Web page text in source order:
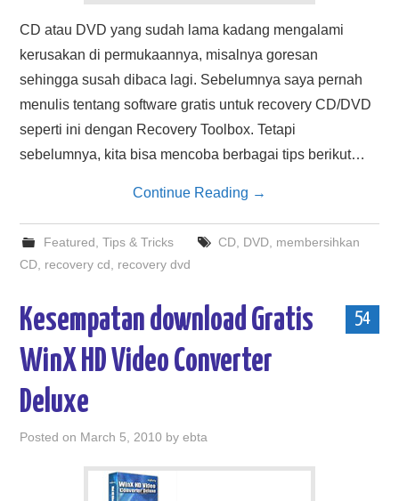
CD atau DVD yang sudah lama kadang mengalami
kerusakan di permukaannya, misalnya goresan
sehingga susah dibaca lagi. Sebelumnya saya pernah
menulis tentang software gratis untuk recovery CD/DVD
seperti ini dengan Recovery Toolbox. Tetapi
sebelumnya, kita bisa mencoba berbagai tips berikut…
Continue Reading →
Featured Tips & Tricks CD, DVD, membersihkan
CD recovery cd recovery dvd
54
Kesempatan download Gratis
WinX HD Video Converter
Deluxe
Posted on March 5, 2010 byebta